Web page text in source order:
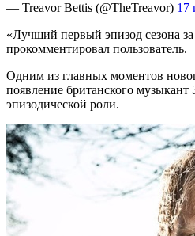
— Treavor Bettis (@TheTreavor) 17
«Лучший первый эпизод сезона
прокомментировал пользователь.
Одним из главных моментов
появление британского
эпизодической роли.